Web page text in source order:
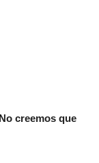
creemos que